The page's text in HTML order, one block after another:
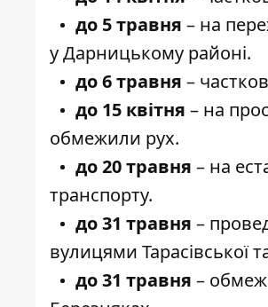
до 5 травня – на
у Дарницькому районі.
до 6 травня –
до 15 квітня – на
обмежили рух.
до 20 травня – на
транспорту.
до 31 травня –
вулицями Тарасівської
до 31 травня –